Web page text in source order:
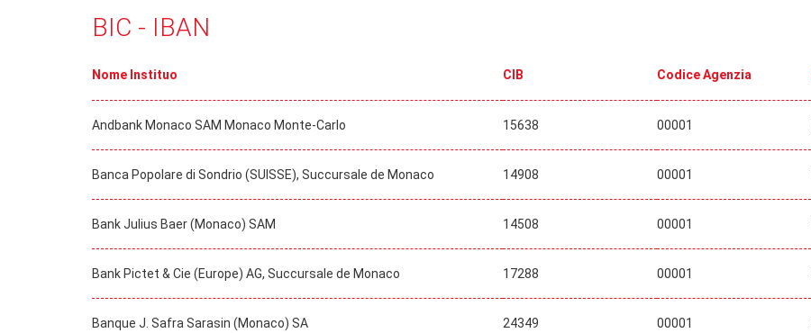
BIC - IBAN
Nome Instituo CIB Codice Agenzia
Andbank Monaco SAM Monaco Monte-Carlo 15638 00001
Banca Popolare di Sondrio (SUISSE), Succursale de Monaco 14908 00001
Bank Julius Baer (Monaco) SAM 14508 00001
Bank Pictet & Cie (Europe) AG, Succursale de Monaco 17288 00001
Banque J. Safra Sarasin (Monaco) SA 24349 00001